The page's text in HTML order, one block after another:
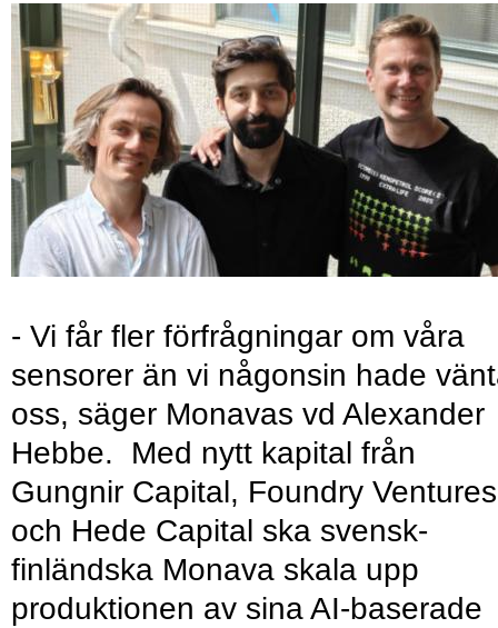
- Vi får fler förfrågningar om våra
sensorer än vi någonsin hade
oss, säger Monavas vd Alexander
Hebbe. Med nytt kapital från
Gungnir Capital, Foundry Ventures
och Hede Capital ska svensk-
finländska Monava skala upp
produktionen av sina AI-baserade